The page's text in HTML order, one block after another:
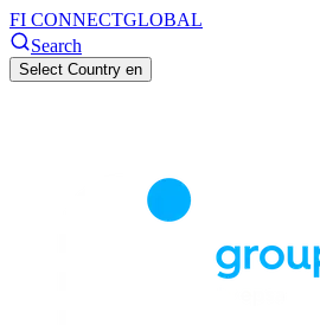
FI CONNECTGLOBAL
Search
Select Country en